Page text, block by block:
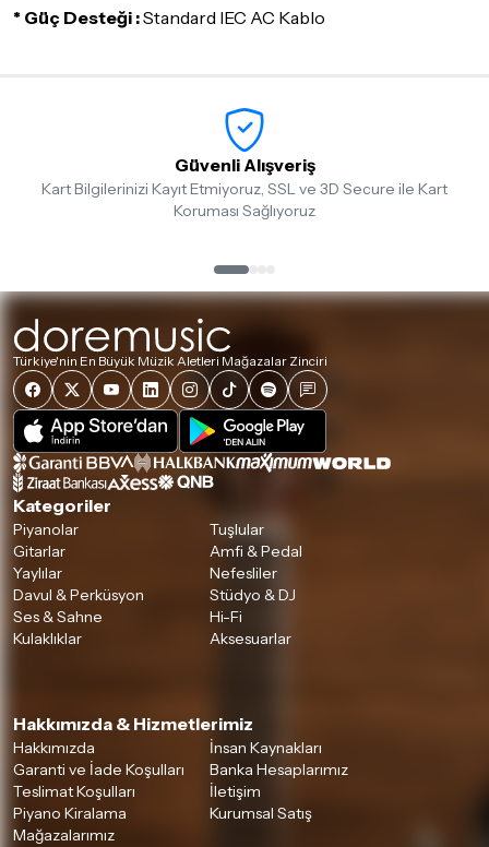
* Güç Desteği :Standard IEC AC Kablo
Güvenli Alışveriş
Kart Bilgilerinizi Kayıt Etmiyoruz, SSL ve 3D Secure ile Kart
Koruması Sağlıyoruz
Türkiye'nin En Büyük Müzik Aletleri Mağazalar Zinciri
Kategoriler
Piyanolar
Tuşlular
Gitarlar
Amfi & Pedal
Yaylılar
Nefesliler
Davul & Perküsyon
Stüdyo & DJ
Ses & Sahne
Hi-Fi
Kulaklıklar
Aksesuarlar
Hakkımızda & Hizmetlerimiz
Hakkımızda
İnsan Kaynakları
Garanti ve İade Koşulları
Banka Hesaplarımız
Teslimat Koşulları
İletişim
Piyano Kiralama
Kurumsal Satış
Mağazalarımız